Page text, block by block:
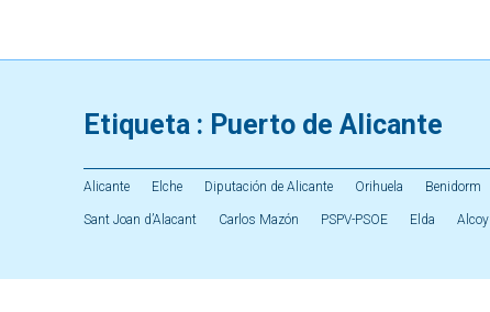
Etiqueta : Puerto de Alicante
Alicante Elche Diputación de Alicante Orihuela Benidorm
Sant Joan d’Alacant Carlos Mazón PSPV-PSOE Elda Alcoy